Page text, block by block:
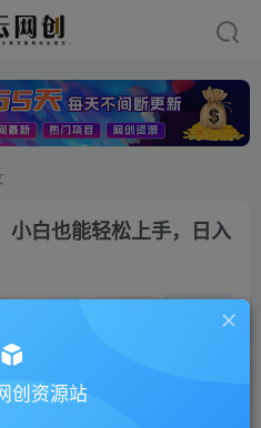
小白也能轻松上手，日入
私信
创资源站